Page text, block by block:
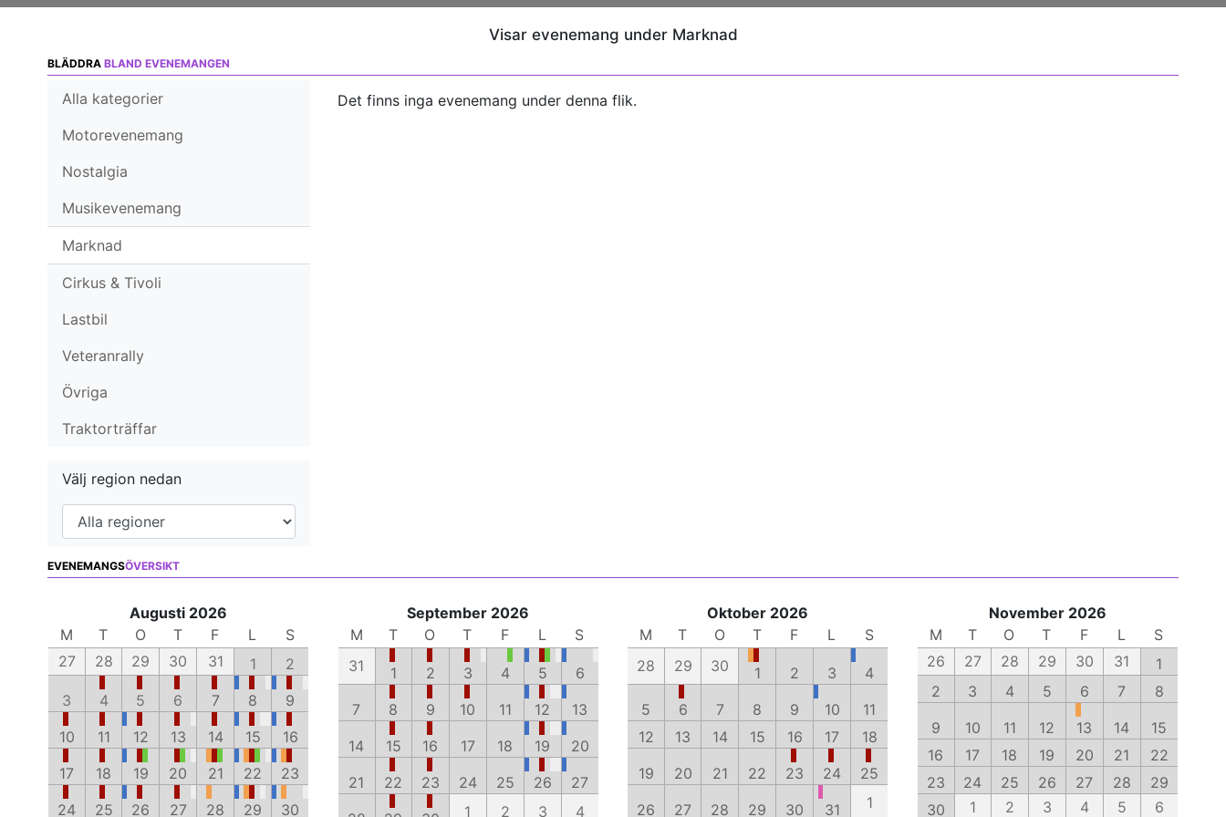
Visar evenemang under Marknad
BLÄDDRA BLAND EVENEMANGEN
Alla kategorier
Motorevenemang
Nostalgia
Musikevenemang
Marknad
Cirkus & Tivoli
Lastbil
Veteranrally
Övriga
Traktorträffar
Välj region nedan
Det finns inga evenemang under denna flik.
EVENEMANGSÖVERSIKT
Augusti 2026
M
T O T F L
S
27
28 29 30 31 1
2
3
4 5 6 7 8
9
10
11 12 13 14 15
16
17
18 19 20 21 22
23
24
25 26 27 28 29 30
September 2026
M
T O T F L
S
31
1 2 3 4 5
6
7
8 9 10 11 12
13
14
15 16 17 18 19
20
21
22 23 24 25 26
27
1 2 3 4
Oktober 2026
M
T O T F L
S
28
29 30 1 2 3
4
5
6 7 8 9 10
11
12
13 14 15 16 17
18
19
20 21 22 23 24
25
26
27 28 29 30 31 1
November 2026
M
T O T F L
S
26
27 28 29 30 31
1
2
3 4 5 6 7
8
9
10 11 12 13 14
15
16
17 18 19 20 21
22
23
24 25 26 27 28
29
30
1 2 3 4 5 6